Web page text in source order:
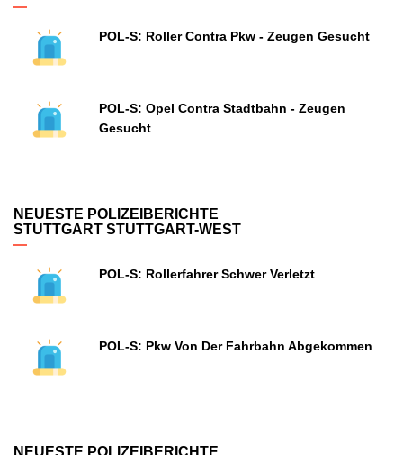
POL-S: Roller Contra Pkw - Zeugen Gesucht
POL-S: Opel Contra Stadtbahn - Zeugen
Gesucht
NEUESTE POLIZEIBERICHTE
STUTTGART STUTTGART-WEST
POL-S: Rollerfahrer Schwer Verletzt
POL-S: Pkw Von Der Fahrbahn Abgekommen
NEUESTE POLIZEIBERICHTE